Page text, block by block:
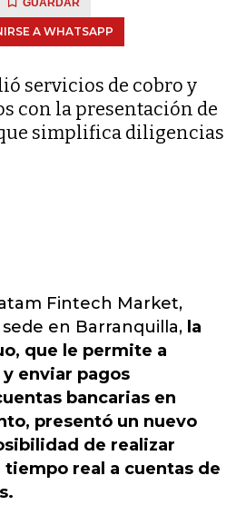
GUARDAR
A WHATSAPP
servicios de cobro y
con la presentación de
simplifica diligencias
Fintech Market,
en Barranquilla, la
que le permite a
enviar pagos
bancarias en
presentó un nuevo
de realizar
real a cuentas de